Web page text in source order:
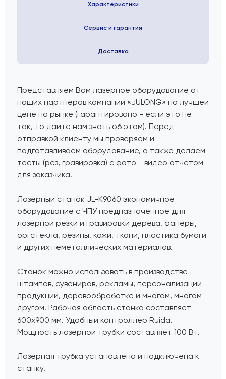
Характеристики
Сервис и гарантия
Доставка
Представляем Вам лазерное оборудование от
наших партнеров компании «JULONG» по лучшей
цене на рынке (гарантировано - если это не
так, то дайте нам знать об этом). Перед
отправкой клиенту мы проверяем и
подготавливаем оборудование, а также делаем
тесты (рез, гравировка) с фото - видео отчетом
для заказчика.
Лазерный станок JL-K9060 экономичное
оборудование с ЧПУ предназначенное для
лазерной резки и гравировки дерева, фанеры,
оргстекла, резины, кожи, ткани, пластика бумаги
и других неметаллических материалов.
Станок можно использовать в производстве
штампов, сувениров, рекламы, персонализации
продукции, деревообработке и многом, многом
другом. Рабочая область станка составляет
600х900 мм. Удобный контроллер Ruida.
Мощность лазерной трубки составляет 100 Вт.
Лазерная трубка установлена и подключена к
станку.